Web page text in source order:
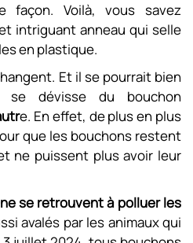
façon. Voilà, vous savez
intriguant anneau qui selle
en plastique.
Et il se pourrait bien
dévisse du bouchon
e. En effet, de plus en plus
que les bouchons restent
ne puissent plus avoir leur
se retrouvent à polluer les
avalés par les animaux qui